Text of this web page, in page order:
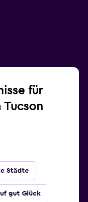
für
Städte
gut Glück